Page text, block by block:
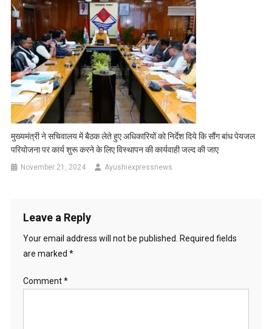
मुख्यमंत्री ने सचिवालय में बैठक लेते हुए अधिकारियों को निर्देश दिये कि सौंग बांध पेयजल
परियोजना पर कार्य शुरू करने के लिए विस्थापन की कार्यवाही जल्द की जाए
November 21, 2024 Ayushiexpressnews
Leave a Reply
Your email address will not be published. Required fields
are marked *
Comment*